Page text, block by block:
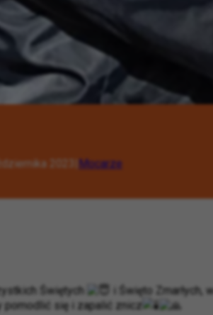
2023 Mocarze
Świętych
i Święto
pomodlić się i zapalić znicz